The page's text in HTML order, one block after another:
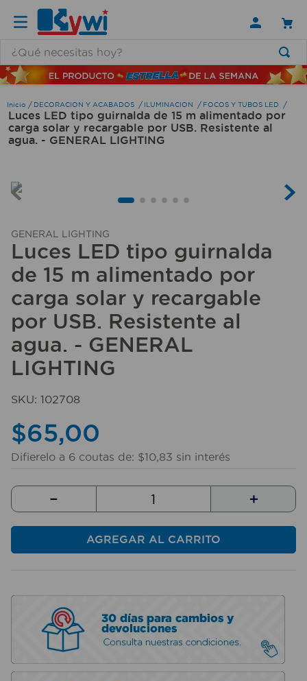
DECORACION Y ACABADOS ILUMINACION FOCOS Y TUBOS LED
Luces LED tipo guirnalda de 15 m alimentado por
carga solar y recargable por USB. Resistente al
agua. - GENERAL LIGHTING
GENERAL LIGHTING
Luces LED tipo guirnalda
de 15 m alimentado por
carga solar y recargable
por USB. Resistente al
agua. - GENERAL
LIGHTING
SKU: 102708
$65,00
Difierelo a 6 coutas de: $10,83 sin interés
＋
－
AGREGAR AL CARRITO
TÉRMINOS MÁS BUSCADOS
1 .
lamparas
2.
ducha
3.
silla
5.
7
8.
aspiradora
9.
lavamanos
10
taladro